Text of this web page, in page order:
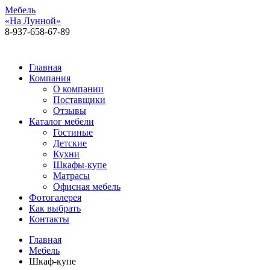
Мебель
«На Лунной»
8-937-658-67-89
Главная
Компания
О компании
Поставщики
Отзывы
Каталог мебели
Гостиные
Детские
Кухни
Шкафы-купе
Матрасы
Офисная мебель
Фотогалерея
Как выбрать
Контакты
Главная
Мебель
Шкаф-купе